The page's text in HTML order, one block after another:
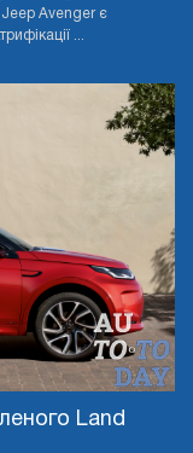
Jeep Avenger є
...
Land